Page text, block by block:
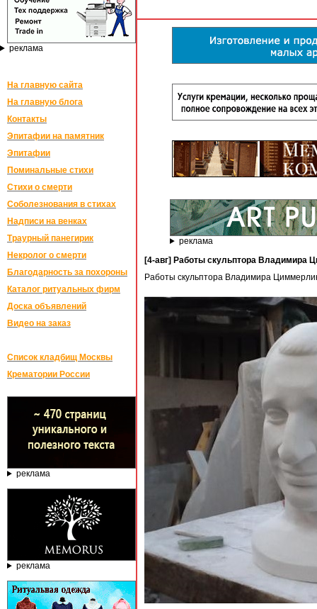
реклама
На главную сайта
На главную блога
Контакты
Эпитафии на памятник
Эпитафии
Поминальные стихи
Стихи о смерти
Соболезнования в стихах
Надписи на венках
Траурный панегирик
Некролог о смерти
Благодарность за похороны
Каталог ритуальных фирм
Доска объявлений
Видео на заказ
Список кладбищ Москвы
Крематории России
реклама
реклама
реклама
[4-авг] Работы скульптора Владимира
Работы скульптора Владимира